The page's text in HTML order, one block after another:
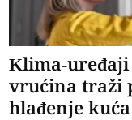
Klima-
vrućina traži
hlađenje kuća